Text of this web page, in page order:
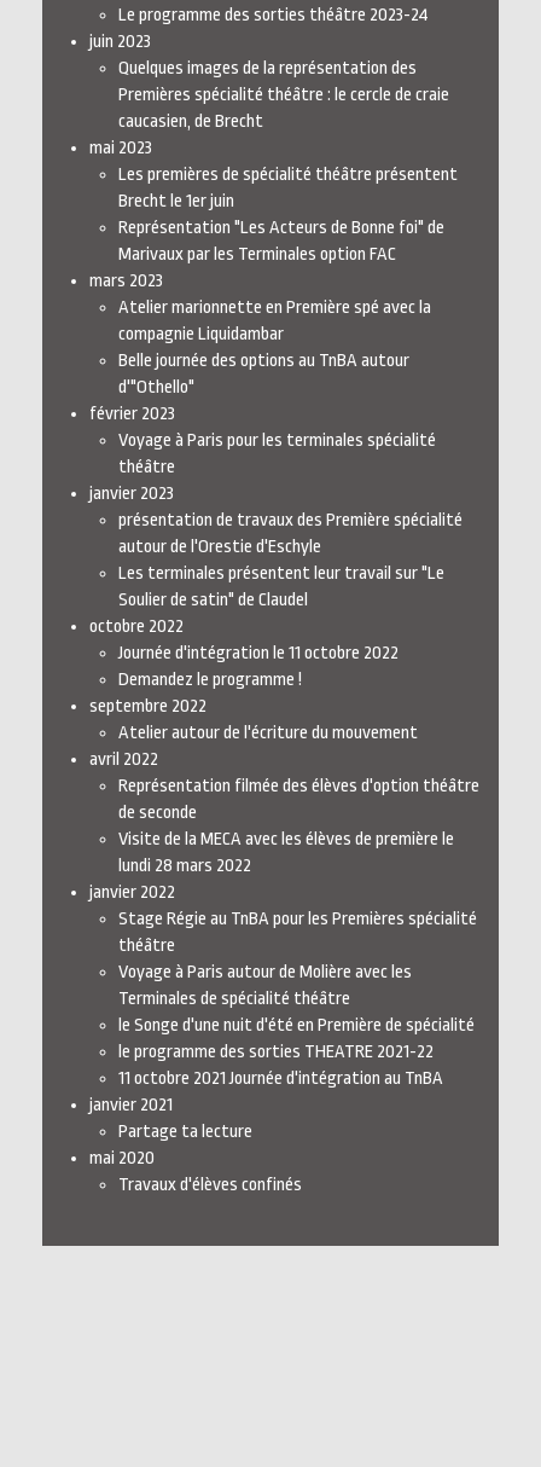
Le programme des sorties théâtre 2023-24
juin 2023
Quelques images de la représentation des
Premières spécialité théâtre : le cercle de craie
caucasien, de Brecht
mai 2023
Les premières de spécialité théâtre présentent
Brecht le 1er juin
Représentation "Les Acteurs de Bonne foi" de
Marivaux par les Terminales option FAC
mars 2023
Atelier marionnette en Première spé avec la
compagnie Liquidambar
Belle journée des options au TnBA autour
d'"Othello"
février 2023
Voyage à Paris pour les terminales spécialité
théâtre
janvier 2023
présentation de travaux des Première spécialité
autour de l'Orestie d'Eschyle
Les terminales présentent leur travail sur "Le
Soulier de satin" de Claudel
octobre 2022
Journée d'intégration le 11 octobre 2022
Demandez le programme !
septembre 2022
Atelier autour de l'écriture du mouvement
avril 2022
Représentation filmée des élèves d'option théâtre
de seconde
Visite de la MECA avec les élèves de première le
lundi 28 mars 2022
janvier 2022
Stage Régie au TnBA pour les Premières spécialité
théâtre
Voyage à Paris autour de Molière avec les
Terminales de spécialité théâtre
le Songe d'une nuit d'été en Première de spécialité
le programme des sorties THEATRE 2021-22
11 octobre 2021 Journée d'intégration au TnBA
janvier 2021
Partage ta lecture
mai 2020
Travaux d'élèves confinés